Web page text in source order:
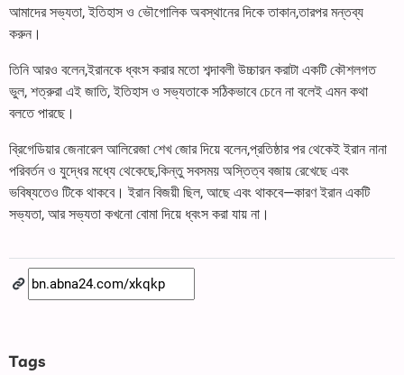
আমাদের সভ্যতা, ইতিহাস ও ভৌগোলিক অবস্থানের দিকে তাকান,তারপর মন্তব্য
করুন।
তিনি আরও বলেন,ইরানকে ধ্বংস করার মতো শব্দাবলী উচ্চারন করাটা একটি কৌশলগত
ভুল, শত্রুরা এই জাতি, ইতিহাস ও সভ্যতাকে সঠিকভাবে চেনে না বলেই এমন কথা
বলতে পারছে।
ব্রিগেডিয়ার জেনারেল আলিরেজা শেখ জোর দিয়ে বলেন,প্রতিষ্ঠার পর থেকেই ইরান নানা
পরিবর্তন ও যুদ্ধের মধ্যে থেকেছে,কিন্তু সবসময় অস্তিত্ব বজায় রেখেছে এবং
ভবিষ্যতেও টিকে থাকবে। ইরান বিজয়ী ছিল, আছে এবং থাকবে—কারণ ইরান একটি
সভ্যতা, আর সভ্যতা কখনো বোমা দিয়ে ধ্বংস করা যায় না।
Tags